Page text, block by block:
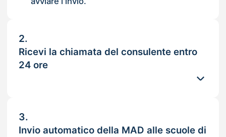
2.
Ricevi la chiamata del consulente entro
24 ore
3.
Invio automatico della MAD alle scuole di